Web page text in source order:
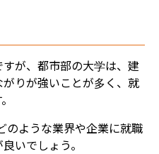
すが、都市部の大学は、建
りが強いことが多く、就
のような業界や企業に就職
いでしょう。